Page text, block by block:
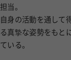
担当。
自身の活動を通して
る真摯な姿勢をもと
ている。